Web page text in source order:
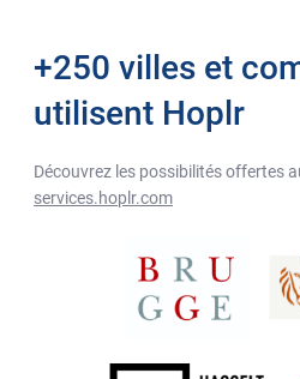
+250 villes et
utilisent Hoplr
Découvrez les possibilités offertes
services.hoplr.com